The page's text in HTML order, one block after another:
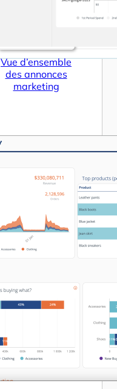
Vue d’ensemble
des annonces
marketing